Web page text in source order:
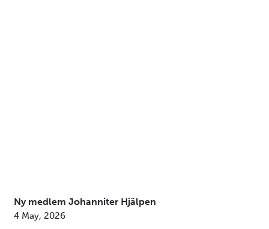
Ny medlem Johanniter Hjälpen
4 May, 2026